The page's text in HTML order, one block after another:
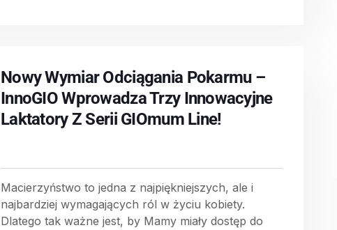
Nowy Wymiar Odciągania Pokarmu –
InnoGIO Wprowadza Trzy Innowacyjne
Laktatory Z Serii GIOmum Line!
Macierzyństwo to jedna z najpiękniejszych, ale i
najbardziej wymagających ról w życiu kobiety.
Dlatego tak ważne jest, by Mamy miały dostęp do